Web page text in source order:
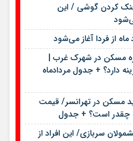
خنک کردن گوشی / این
ماه از فردا آغاز می‌شود
مسکن در شهرک غرب |
دارد؟ + جدول مردادماه
مسکن در تهرانسر/ قیمت
چقدر است؟ + جدول
سربازی/ این افراد از